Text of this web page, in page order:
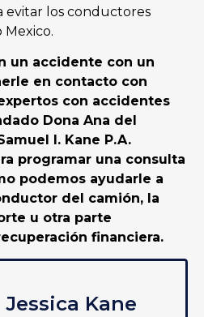
evitar los conductores
un accidente con un
en contacto con
con accidentes
Dona Ana del
I. Kane P.A.
programar una consulta
podemos ayudarle a
del camión, la
u otra parte
financiera.
Jessica Kane